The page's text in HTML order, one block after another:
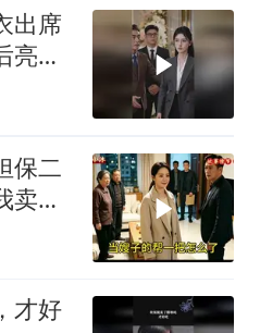
出席
亮出
保二
卖房
才好